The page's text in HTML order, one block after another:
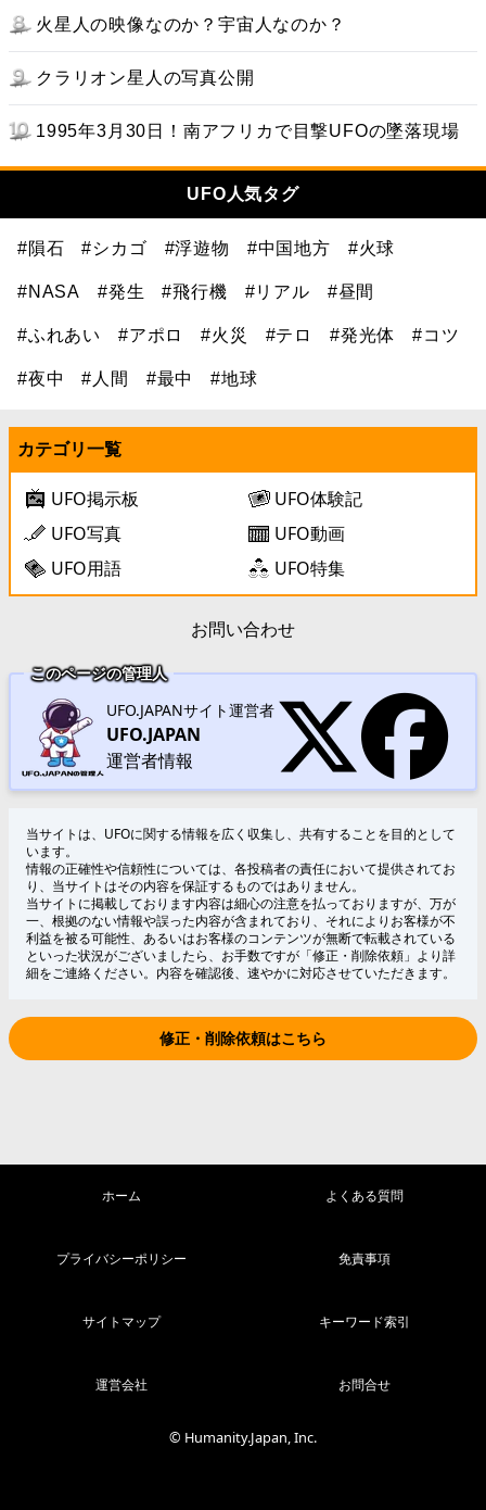
火星人の映像なのか？宇宙人なのか？
クラリオン星人の写真公開
1995年3月30日！南アフリカで目撃UFOの墜落現場
UFO人気タグ
#隕石 #シカゴ #浮遊物 #中国地方 #火球
#NASA #発生 #飛行機 #リアル #昼間
#ふれあい #アポロ #火災 #テロ #発光体 #コツ
#夜中 #人間 #最中 #地球
カテゴリ一覧
UFO掲示板
UFO体験記
UFO写真
UFO動画
UFO用語
UFO特集
お問い合わせ
このページの管理人
UFO.JAPANサイト運営者
UFO.JAPAN
運営者情報
当サイトは、UFOに関する情報を広く収集し、共有することを目的として
います。
情報の正確性や信頼性については、各投稿者の責任において提供されてお
り、当サイトはその内容を保証するものではありません。
当サイトに掲載しております内容は細心の注意を払っておりますが、万が
一、根拠のない情報や誤った内容が含まれており、それによりお客様が不
利益を被る可能性、あるいはお客様のコンテンツが無断で転載されている
といった状況がございましたら、お手数ですが「修正・削除依頼」より詳
細をご連絡ください。内容を確認後、速やかに対応させていただきます。
修正・削除依頼はこちら
ホーム よくある質問
プライバシーポリシー 免責事項
サイトマップ キーワード索引
運営会社 お問合せ
© Humanity.Japan, Inc.